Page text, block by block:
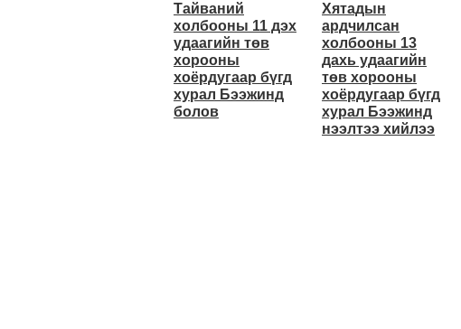
Тайваний
холбооны 11 дэх
удаагийн төв
хорооны
хоёрдугаар бүгд
хурал Бээжинд
болов
Хятадын
ардчилсан
холбооны 13
дахь удаагийн
төв хорооны
хоёрдугаар бүгд
хурал Бээжинд
нээлтээ хийлээ